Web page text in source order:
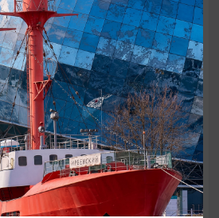
«Истории Куршской
13:00